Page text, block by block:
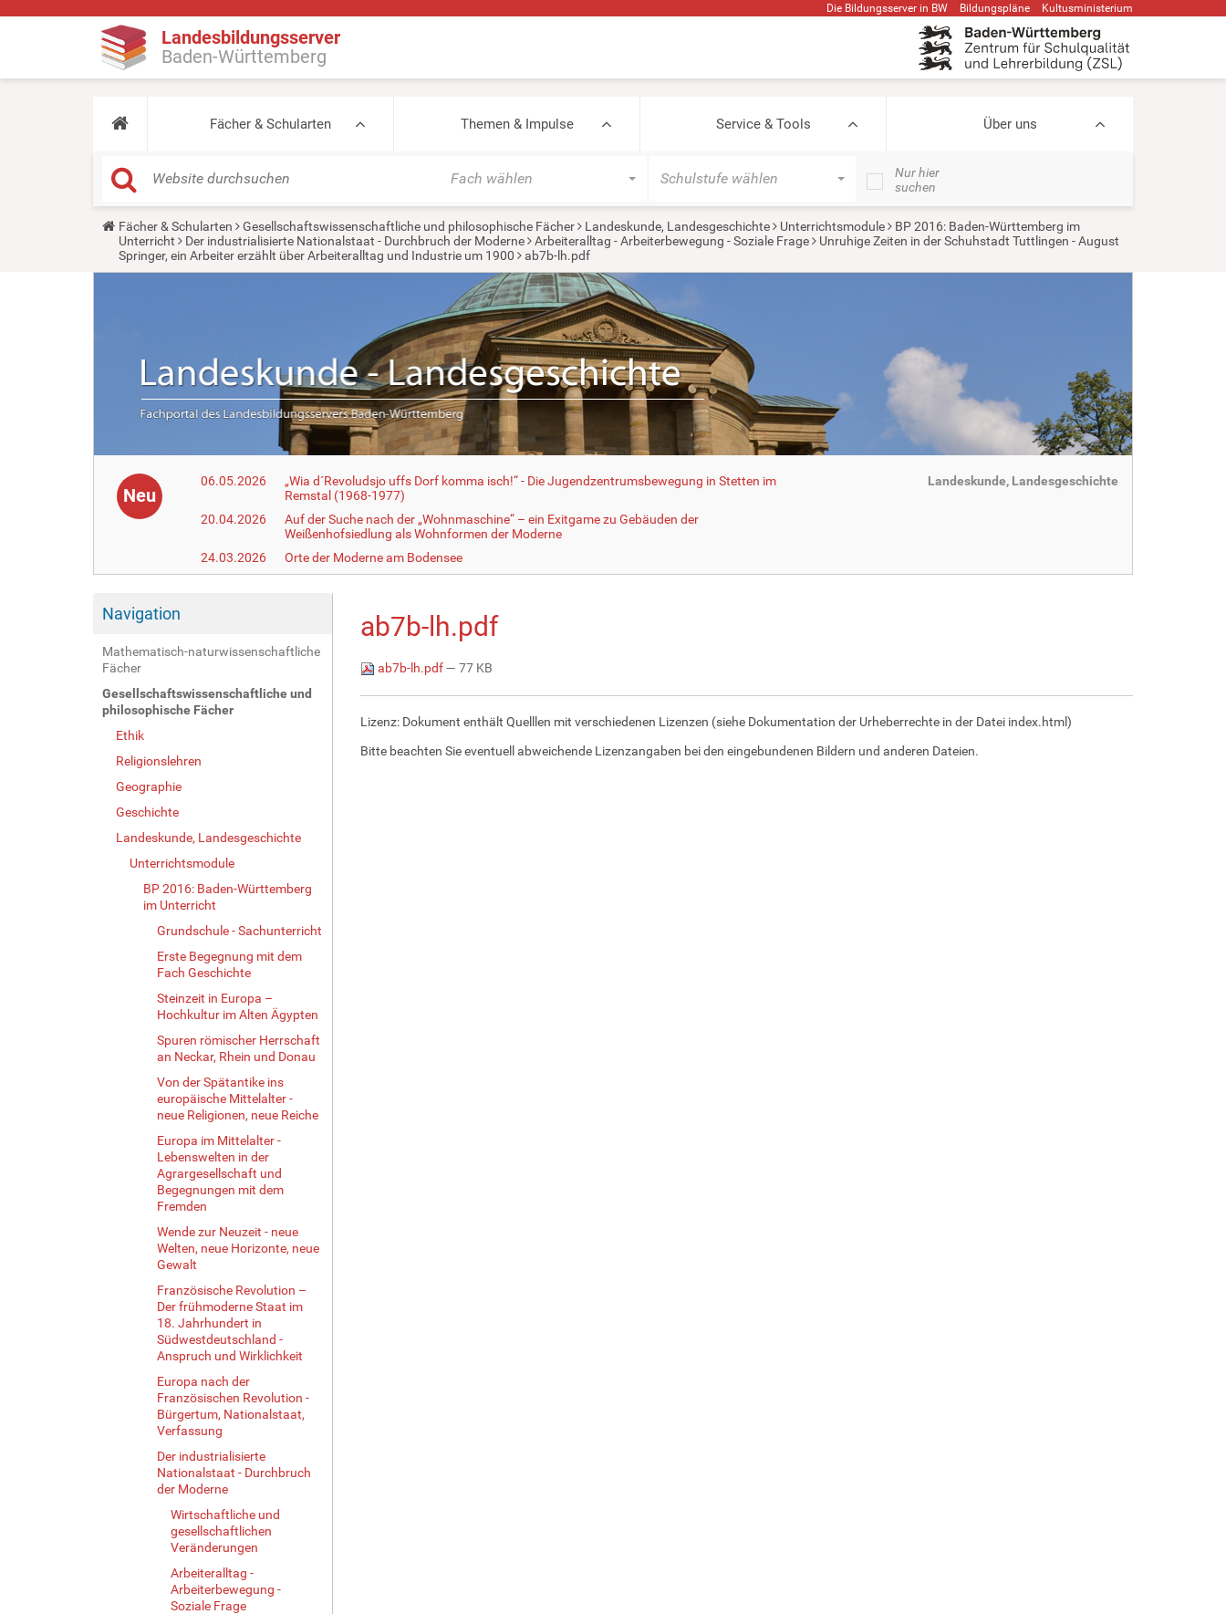
Die Bildungsserver in BW Bildungspläne Kultusministerium
Landesbildungsserver
Baden-Württemberg
Fächer & Schularten Themen & Impulse Service & Tools Über uns
Fach wählen Schulstufe wählen
Nur hier
suchen
Y
a
Fächer & Schularten Gesellschaftswissenschaftliche und philosophische Fächer Landeskunde, Landesgeschichte Unterrichtsmodule
BP 2016: Baden-Württemberg im
Unterricht
Der industrialisierte Nationalstaat - Durchbruch der Moderne Arbeiteralltag - Arbeiterbewegung - Soziale Frage
Unruhige Zeiten in der Schuhstadt Tuttlingen - August
Springer, ein Arbeiter erzählt über Arbeiteralltag und Industrie um 1900
ab7b-lh.pdf
Neu
06.05.2026
„Wia d´Revoludsjo uffs Dorf komma isch!“ - Die Jugendzentrumsbewegung in Stetten im
Remstal (1968-1977)
20.04.2026
Auf der Suche nach der „Wohnmaschine“ – ein Exitgame zu Gebäuden der
Weißenhofsiedlung als Wohnformen der Moderne
24.03.2026
Orte der Moderne am Bodensee
Landeskunde, Landesgeschichte
Navigation
Mathematisch-naturwissenschaftliche
Fächer
Gesellschaftswissenschaftliche und
philosophische Fächer
Ethik
Religionslehren
Geographie
Geschichte
Landeskunde, Landesgeschichte
Unterrichtsmodule
BP 2016: Baden-Württemberg
im Unterricht
Grundschule - Sachunterricht
Erste Begegnung mit dem
Fach Geschichte
Steinzeit in Europa –
Hochkultur im Alten Ägypten
Spuren römischer Herrschaft
an Neckar, Rhein und Donau
Von der Spätantike ins
europäische Mittelalter -
neue Religionen, neue Reiche
Europa im Mittelalter -
Lebenswelten in der
Agrargesellschaft und
Begegnungen mit dem
Fremden
Wende zur Neuzeit - neue
Welten, neue Horizonte, neue
Gewalt
Französische Revolution –
Der frühmoderne Staat im
18. Jahrhundert in
Südwestdeutschland -
Anspruch und Wirklichkeit
Europa nach der
Französischen Revolution -
Bürgertum, Nationalstaat,
Verfassung
Der industrialisierte
Nationalstaat - Durchbruch
der Moderne
Wirtschaftliche und
gesellschaftlichen
Veränderungen
Arbeiteralltag -
Arbeiterbewegung -
Soziale Frage
ab7b-lh.pdf
ab7b-lh.pdf— 77 KB
Lizenz: Dokument enthält Quelllen mit verschiedenen Lizenzen (siehe Dokumentation der Urheberrechte in der Datei index.html)
Bitte beachten Sie eventuell abweichende Lizenzangaben bei den eingebundenen Bildern und anderen Dateien.